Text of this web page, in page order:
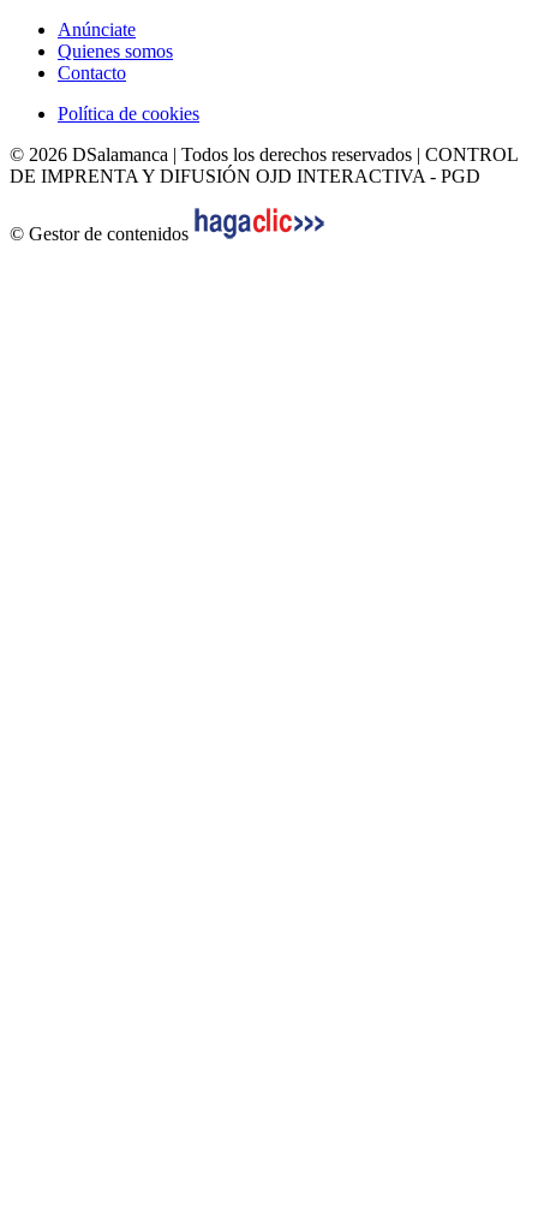
Anúnciate
Quienes somos
Contacto
Política de cookies
© 2026 DSalamanca | Todos los derechos reservados | CONTROL
DE IMPRENTA Y DIFUSIÓN OJD INTERACTIVA - PGD
© Gestor de contenidos